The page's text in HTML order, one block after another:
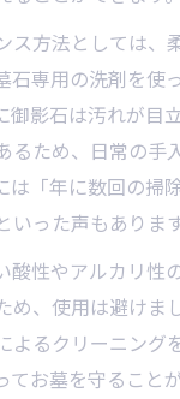
ス方法としては、
石専用の洗剤を使
御影石は汚れが目
るため、日常の手
は「年に数回の掃
った声もあります
酸性やアルカリ性
め、使用は避けま
よるクリーニング
てお墓を守ること